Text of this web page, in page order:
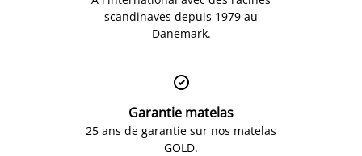
scandinaves depuis 1979 au
Danemark.

Garantie matelas
25 ans de garantie sur nos matelas
GOLD.